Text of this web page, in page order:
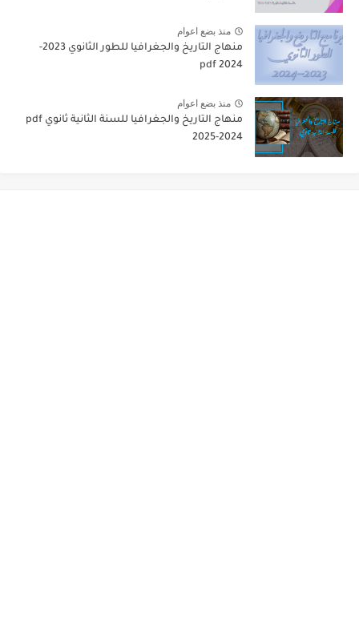
منذ بضع اعوام
منهاج التاريخ والجغرافيا للطور الثانوي 2023-
2024 pdf
منذ بضع اعوام
منهاج التاريخ والجغرافيا للسنة الثانية ثانوي pdf
2025-2024